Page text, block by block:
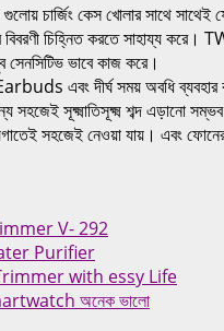
কেস খোলার সাথে সাথেই
চিহ্নিত করতে সাহায্য
সেনসিটিভ ভাবে কাজ করে।
এবং দীর্ঘ সময় অবধি ব্যবহার
সূক্ষ্মাতিসূক্ষ্ম শব্দ এড়ানো সম্ভব
সহজেই নেওয়া যায়। এবং
V- 292
Purifier
with essy Life
অনেক ভালো